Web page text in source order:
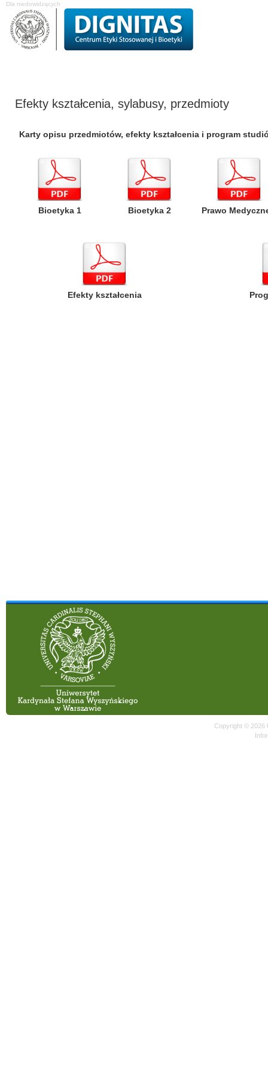
Dla niedowidzących
Efekty kształcenia, sylabusy, przedmioty
Karty opisu przedmiotów, efekty kształcenia i program
Bioetyka 1 Bioetyka 2 Prawo
Efekty kształcenia
Copyright © 2026